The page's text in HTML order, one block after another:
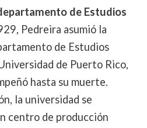
de Estudios
Pedreira asumió la
de Estudios
de Puerto Rico,
hasta su muerte.
la universidad se
centro de producción